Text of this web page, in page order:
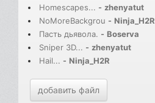
Homescapes... - zhenyatut
NoMoreBackgrou - Ninja_H2R
Пасть дьявола. - Boserva
Sniper 3D... - zhenyatut
Hail... - Ninja_H2R
добавить файл